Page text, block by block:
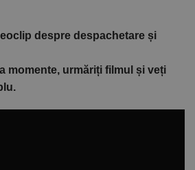
despre despachetare și
momente, urmăriți filmul și veți